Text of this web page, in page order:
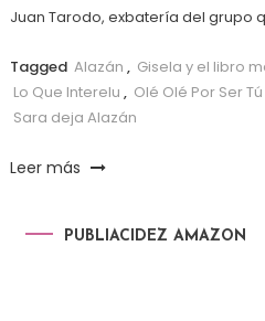
Juan Tarodo, exbatería del grupo
Tagged Alazán , Gisela y el libro
Lo Que Interelu , Olé Olé Por Ser Tú
Sara deja Alazán
Leer más
PUBLIACIDEZ AMAZON